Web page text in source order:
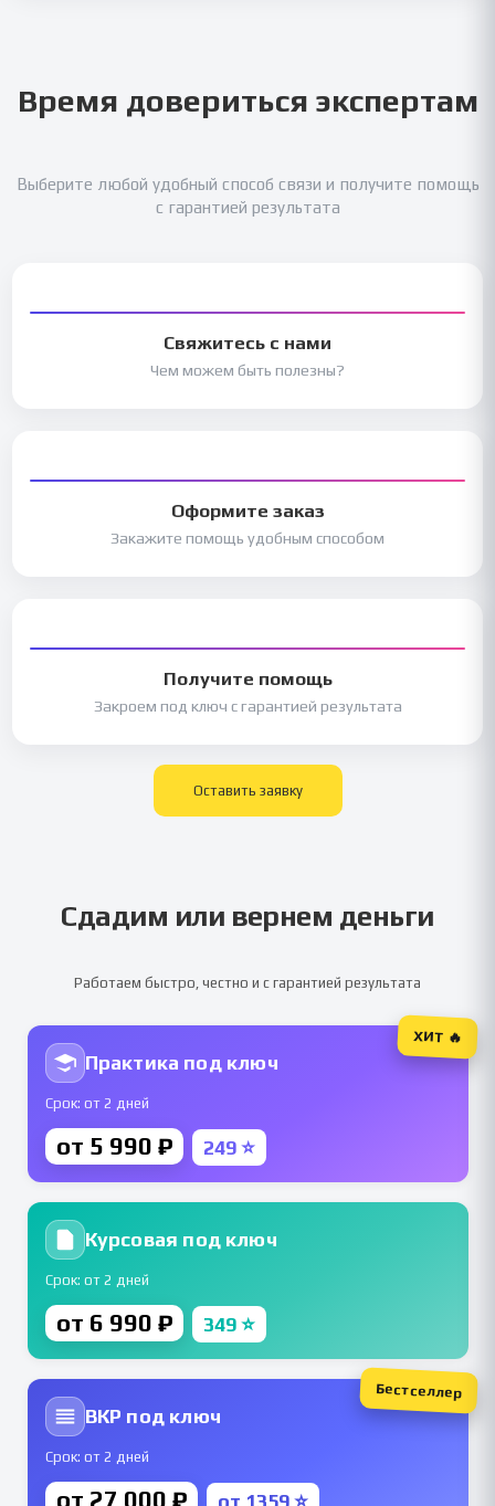
Время довериться экспертам
Выберите любой удобный способ связи и получите помощь
с гарантией результата
Свяжитесь с нами
Чем можем быть полезны?
Оформите заказ
Закажите помощь удобным способом
Получите помощь
Закроем под ключ с гарантией результата
Оставить заявку
Сдадим или вернем деньги
Работаем быстро, честно и с гарантией результата
Практика под ключ
Срок: от 2 дней
от 5 990 ₽ 249 ⭐
ХИТ 🔥
Курсовая под ключ
Срок: от 2 дней
от 6 990 ₽ 349 ⭐
ВКР под ключ
Срок: от 2 дней
от 27 000 ₽ от 1359 ⭐
Бестселлер